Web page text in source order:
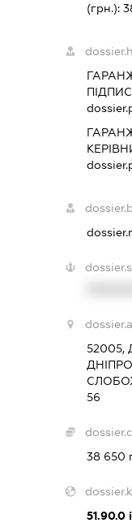
(грн.):
52005,
56
38 650
51.90.0